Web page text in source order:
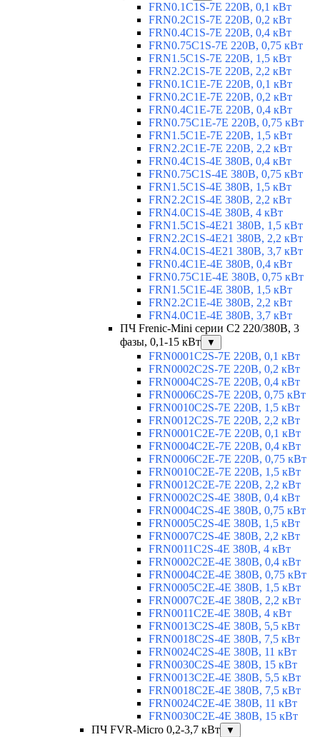
FRN0.1C1S-7E 220В, 0,1 кВт
FRN0.2C1S-7E 220В, 0,2 кВт
FRN0.4C1S-7E 220В, 0,4 кВт
FRN0.75C1S-7E 220В, 0,75 кВт
FRN1.5C1S-7E 220В, 1,5 кВт
FRN2.2C1S-7E 220В, 2,2 кВт
FRN0.1C1E-7E 220В, 0,1 кВт
FRN0.2C1E-7E 220В, 0,2 кВт
FRN0.4C1E-7E 220В, 0,4 кВт
FRN0.75C1E-7E 220В, 0,75 кВт
FRN1.5C1E-7E 220В, 1,5 кВт
FRN2.2C1E-7E 220В, 2,2 кВт
FRN0.4C1S-4E 380В, 0,4 кВт
FRN0.75C1S-4E 380В, 0,75 кВт
FRN1.5C1S-4E 380В, 1,5 кВт
FRN2.2C1S-4E 380В, 2,2 кВт
FRN4.0C1S-4E 380В, 4 кВт
FRN1.5C1S-4E21 380В, 1,5 кВт
FRN2.2C1S-4E21 380В, 2,2 кВт
FRN4.0C1S-4E21 380В, 3,7 кВт
FRN0.4C1E-4E 380В, 0,4 кВт
FRN0.75C1E-4E 380В, 0,75 кВт
FRN1.5C1E-4E 380В, 1,5 кВт
FRN2.2C1E-4E 380В, 2,2 кВт
FRN4.0C1E-4E 380В, 3,7 кВт
ПЧ Frenic-Mini серии С2 220/380В, 3
фазы, 0,1-15 кВт
▼
FRN0001C2S-7E 220В, 0,1 кВт
FRN0002C2S-7E 220В, 0,2 кВт
FRN0004C2S-7E 220В, 0,4 кВт
FRN0006C2S-7E 220В, 0,75 кВт
FRN0010C2S-7E 220В, 1,5 кВт
FRN0012C2S-7E 220В, 2,2 кВт
FRN0001C2E-7E 220В, 0,1 кВт
FRN0004C2E-7E 220В, 0,4 кВт
FRN0006C2E-7E 220В, 0,75 кВт
FRN0010C2E-7E 220В, 1,5 кВт
FRN0012C2E-7E 220В, 2,2 кВт
FRN0002C2S-4E 380В, 0,4 кВт
FRN0004C2S-4E 380В, 0,75 кВт
FRN0005C2S-4E 380В, 1,5 кВт
FRN0007C2S-4E 380В, 2,2 кВт
FRN0011C2S-4E 380В, 4 кВт
FRN0002C2E-4E 380В, 0,4 кВт
FRN0004C2E-4E 380В, 0,75 кВт
FRN0005C2E-4E 380В, 1,5 кВт
FRN0007C2E-4E 380В, 2,2 кВт
FRN0011C2E-4E 380В, 4 кВт
FRN0013C2S-4E 380В, 5,5 кВт
FRN0018C2S-4E 380В, 7,5 кВт
FRN0024C2S-4E 380В, 11 кВт
FRN0030C2S-4E 380В, 15 кВт
FRN0013C2E-4E 380В, 5,5 кВт
FRN0018C2E-4E 380В, 7,5 кВт
FRN0024C2E-4E 380В, 11 кВт
FRN0030C2E-4E 380В, 15 кВт
ПЧ FVR-Micro 0,2-3,7 кВт
▼